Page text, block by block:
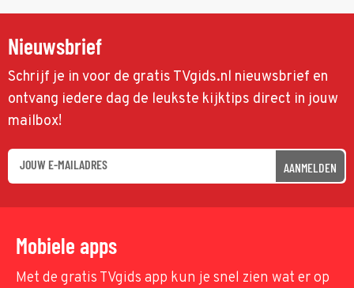
Nieuwsbrief
Schrijf je in voor de gratis TVgids.nl nieuwsbrief en
ontvang iedere dag de leukste kijktips direct in jouw
mailbox!
AANMELDEN
Mobiele apps
Met de gratis TVgids app kun je snel zien wat er op